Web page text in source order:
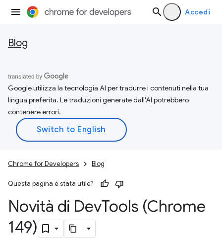
Accedi
Blog
Google utilizza la tecnologia AI per tradurre i contenuti nella tua
lingua preferita. Le traduzioni generate dall'AI potrebbero
contenere errori.
Chrome for Developers Blog
Questa pagina è stata utile?
Novità di DevTools (Chrome
149)